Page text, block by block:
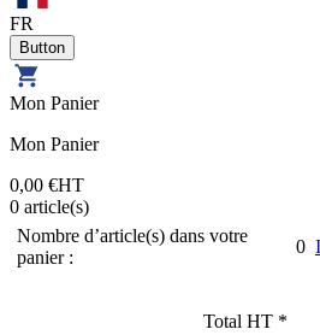
FR
Mon Panier
Mon Panier
0,00 €HT
0 article(s)
Nombre d’article(s) dans votre
panier :
0
Total HT *